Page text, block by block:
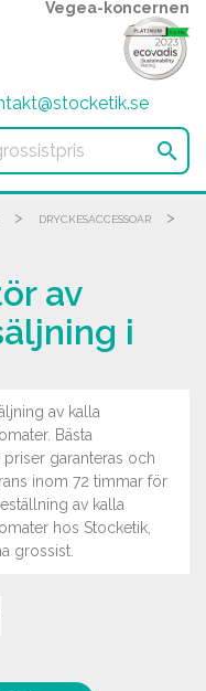
Vegea-koncernen

> DRYCKESACCESSOAR >
av
i
av kalla
Bästa
priser garanteras och
inom 72 timmar för
av kalla
hos Stocketik,
grossist.